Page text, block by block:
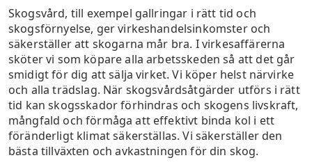
Skogsvård, till exempel gallringar i rätt tid och
skogsförnyelse, ger virkeshandelsinkomster och
säkerställer att skogarna mår bra. I virkesaffärerna
sköter vi som köpare alla arbetsskeden så att det går
smidigt för dig att sälja virket. Vi köper helst närvirke
och alla trädslag. När skogsvårdsåtgärder utförs i rätt
tid kan skogsskador förhindras och skogens livskraft,
mångfald och förmåga att effektivt binda kol i ett
föränderligt klimat säkerställas. Vi säkerställer den
bästa tillväxten och avkastningen för din skog.